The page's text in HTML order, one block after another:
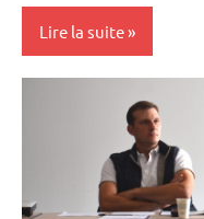
Lire la suite
professionnelle